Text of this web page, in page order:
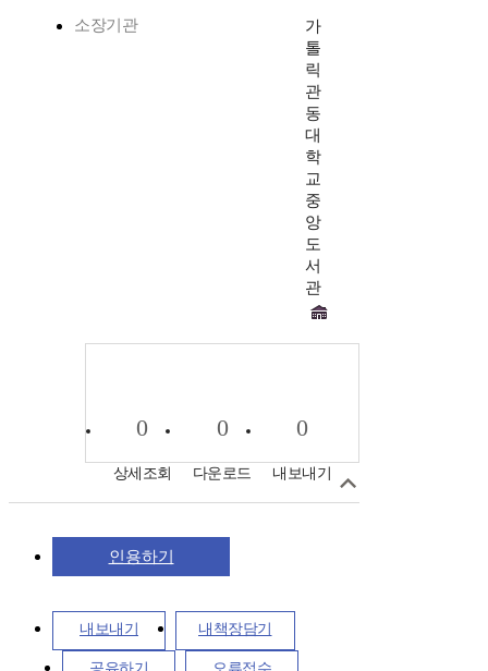
소장기관
가
톨
릭
관
동
대
학
교
중
앙
도
서
관
0
상세조회
0
다운로드
0
내보내기
인용하기
내보내기 내책장담기